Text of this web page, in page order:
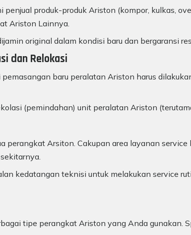
penjual produk-produk Ariston (kompor, kulkas,
Ariston Lainnya.
original dalam kondisi baru dan bergaransi
dan Relokasi
pemasangan baru peralatan Ariston harus
(pemindahan) unit peralatan Ariston
Arsiton. Cakupan area layanan service
kedatangan teknisi untuk melakukan service
tipe perangkat Ariston yang Anda gunakan.